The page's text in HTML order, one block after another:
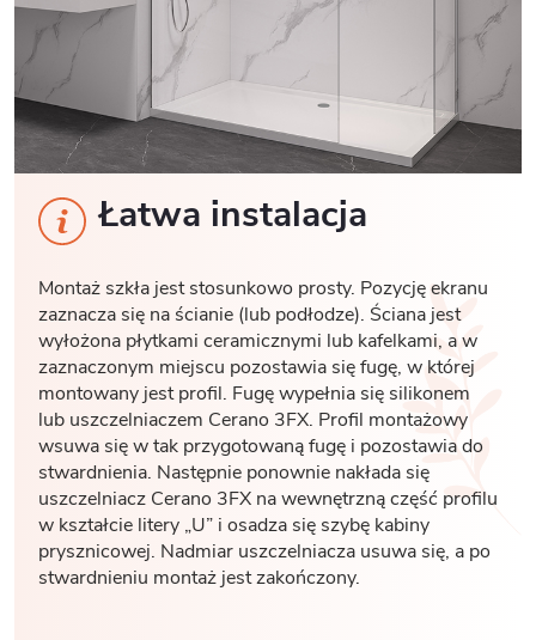
Łatwa instalacja
Montaż szkła jest stosunkowo prosty. Pozycję ekranu
zaznacza się na ścianie (lub podłodze). Ściana jest
wyłożona płytkami ceramicznymi lub kafelkami, a w
zaznaczonym miejscu pozostawia się fugę, w której
montowany jest profil. Fugę wypełnia się silikonem
lub uszczelniaczem Cerano 3FX. Profil montażowy
wsuwa się w tak przygotowaną fugę i pozostawia do
stwardnienia. Następnie ponownie nakłada się
uszczelniacz Cerano 3FX na wewnętrzną część profilu
w kształcie litery „U” i osadza się szybę kabiny
prysznicowej. Nadmiar uszczelniacza usuwa się, a po
stwardnieniu montaż jest zakończony.